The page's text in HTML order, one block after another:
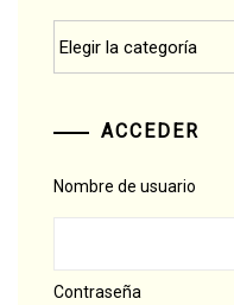
ACCEDER
Nombre de usuario
Contraseña